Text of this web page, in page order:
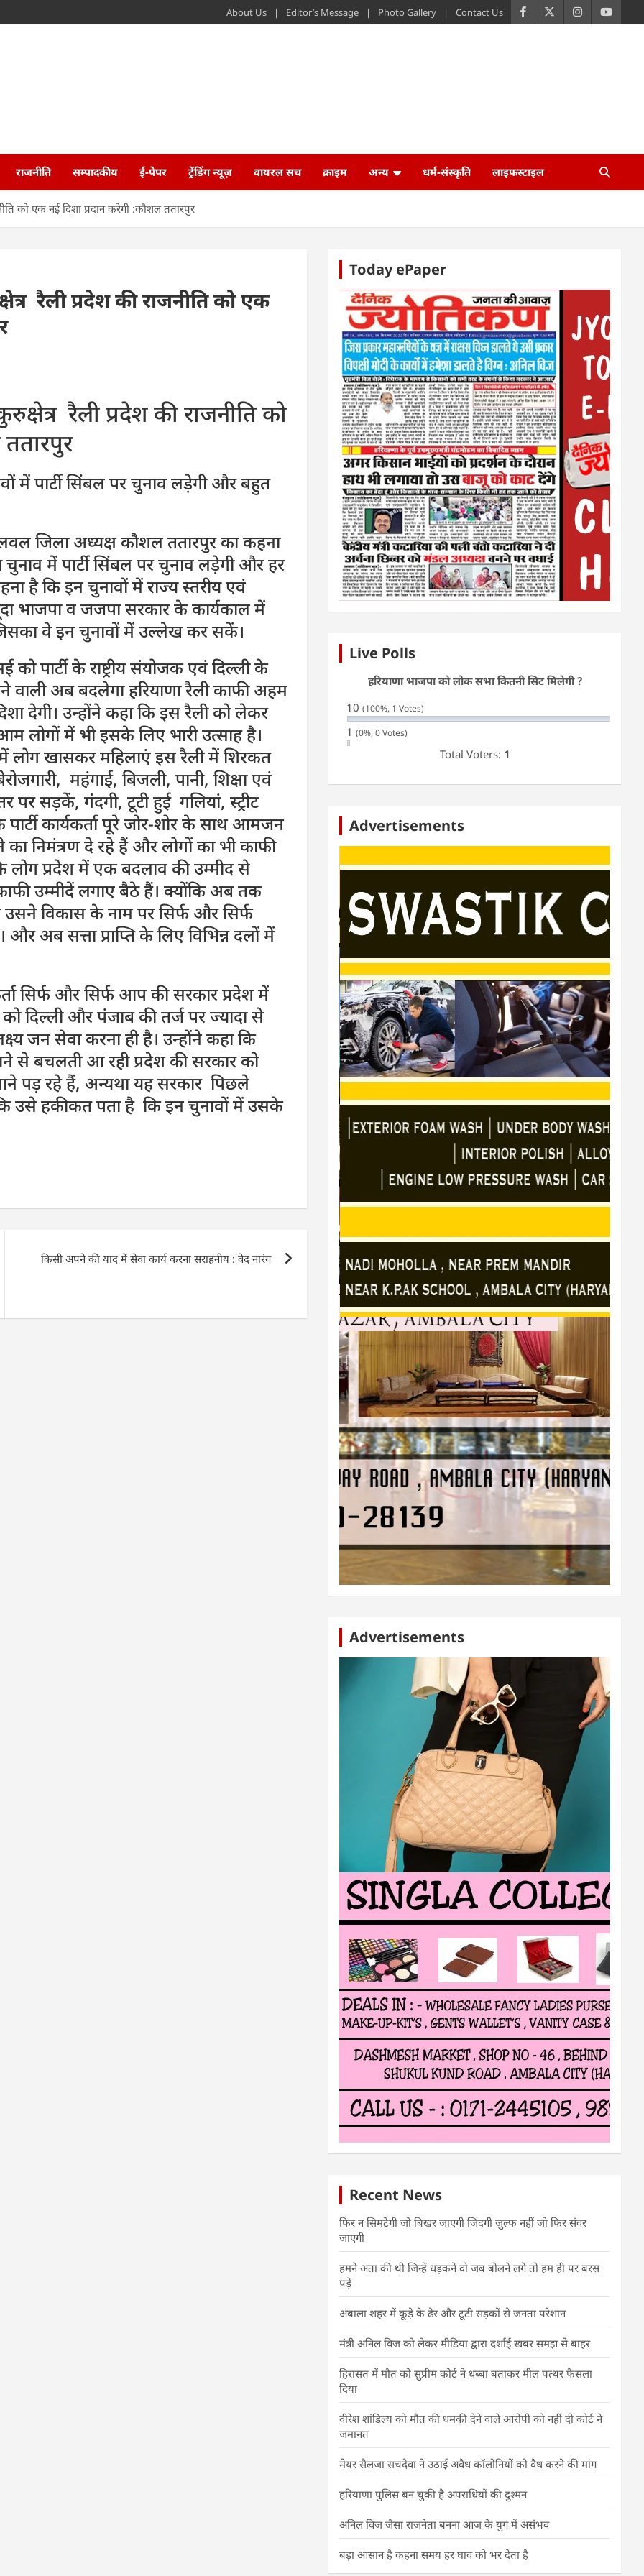
About Us Editor’s Message Photo Gallery Contact Us
राजनीति सम्पादकीय ई-पेपर ट्रेंडिंग न्यूज़ वायरल सच क्राइम अन्य धर्म-संस्कृति लाइफस्टाइल
को एक नई दिशा प्रदान करेगी :कौशल ततारपुर
रैली प्रदेश की राजनीति को एक
रैली प्रदेश की राजनीति को
में पार्टी सिंबल पर चुनाव लड़ेगी और बहुत
जिला अध्यक्ष कौशल ततारपुर का कहना
में पार्टी सिंबल पर चुनाव लड़ेगी और हर
है कि इन चुनावों में राज्य स्तरीय एवं
भाजपा व जजपा सरकार के कार्यकाल में
वे इन चुनावों में उल्लेख कर सकें।
को पार्टी के राष्ट्रीय संयोजक एवं दिल्ली के
वाली अब बदलेगा हरियाणा रैली काफी अहम
देगी। उन्होंने कहा कि इस रैली को लेकर
लोगों में भी इसके लिए भारी उत्साह है।
लोग खासकर महिलाएं इस रैली में शिरकत
महंगाई, बिजली, पानी, शिक्षा एवं
पर सड़कें, गंदगी, टूटी हुई गलियां, स्ट्रीट
कार्यकर्ता पूरे जोर-शोर के साथ आमजन
निमंत्रण दे रहे हैं और लोगों का भी काफी
लोग प्रदेश में एक बदलाव की उम्मीद से
उम्मीदें लगाए बैठे हैं। क्योंकि अब तक
उसने विकास के नाम पर सिर्फ और सिर्फ
अब सत्ता प्राप्ति के लिए विभिन्न दलों में
सिर्फ और सिर्फ आप की सरकार प्रदेश में
दिल्ली और पंजाब की तर्ज पर ज्यादा से
जन सेवा करना ही है। उन्होंने कहा कि
से बचलती आ रही प्रदेश की सरकार को
पड़ रहे हैं, अन्यथा यह सरकार पिछले
उसे हकीकत पता है कि इन चुनावों में उसके
किसी अपने की याद में सेवा कार्य करना सराहनीय : वेद नारंग
Today ePaper
Live Polls
हरियाणा भाजपा को लोक सभा कितनी सिट मिलेगी ?
10(100%, 1 Votes)
1(0%, 0 Votes)
Total Voters: 1
Advertisements
Advertisements
Recent News
फिर न सिमटेगी जो बिखर जाएगी जिंदगी जुल्फ नहीं जो फिर संवर
जाएगी
हमने अता की थी जिन्हें धड़कनें वो जब बोलने लगे तो हम ही पर बरस
पड़ें
अंबाला शहर में कूड़े के ढेर और टूटी सड़कों से जनता परेशान
मंत्री अनिल विज को लेकर मीडिया द्वारा दर्शाई खबर समझ से बाहर
हिरासत में मौत को सुप्रीम कोर्ट ने धब्बा बताकर मील पत्थर फैसला
दिया
वीरेश शांडिल्य को मौत की धमकी देने वाले आरोपी को नहीं दी कोर्ट ने
जमानत
मेयर सैलजा सचदेवा ने उठाई अवैध कॉलोनियों को वैध करने की मांग
हरियाणा पुलिस बन चुकी है अपराधियों की दुश्मन
अनिल विज जैसा राजनेता बनना आज के युग में असंभव
बड़ा आसान है कहना समय हर घाव को भर देता है